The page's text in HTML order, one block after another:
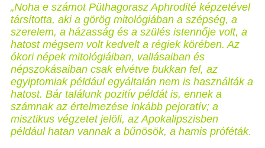
„Noha e számot Püthagorasz Aphrodité képzetével
társította, aki a görög mitológiában a szépség, a
szerelem, a házasság és a szülés istennője volt, a
hatost mégsem volt kedvelt a régiek körében. Az
ókori népek mitológiáiban, vallásaiban és
népszokásaiban csak elvétve bukkan fel, az
egyiptomiak például egyáltalán nem is használták a
hatost. Bár találunk pozitív példát is, ennek a
számnak az értelmezése inkább pejoratív; a
misztikus végzetet jelöli, az Apokalipszisben
például hatan vannak a bűnösök, a hamis próféták.